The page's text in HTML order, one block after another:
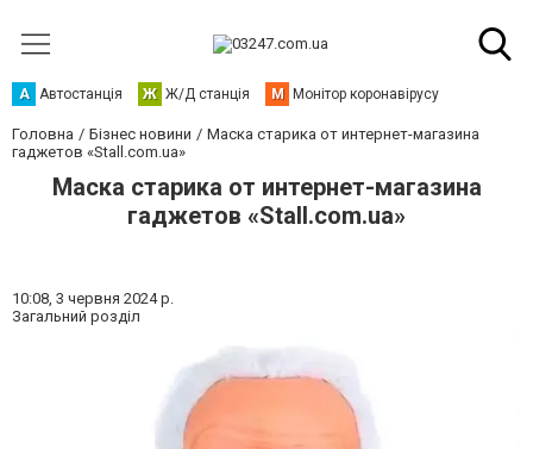
А Автостанція Ж Ж/Д станція М Монітор коронавірусу
Головна Бізнес новини
Маска старика от интернет-магазина
гаджетов «Stall.com.ua»
Маска старика от интернет-магазина
гаджетов «Stall.com.ua»
10:08, 3 червня 2024 р.
Загальний розділ